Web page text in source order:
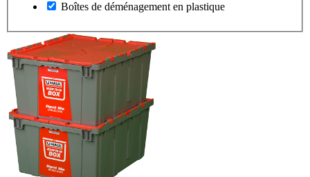
Boîtes de déménagement en plastique